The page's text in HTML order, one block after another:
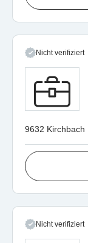
Nicht verifiziert
9632 Kirchbach
Nicht verifiziert